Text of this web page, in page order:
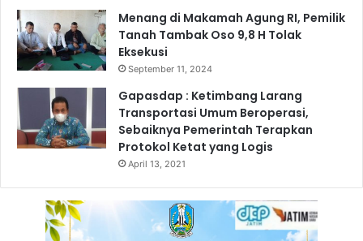
k
Menang di Makamah Agung RI, Pemilik
Tanah Tambak Oso 9,8 H Tolak
Eksekusi
September 11, 2024
Gapasdap : Ketimbang Larang
Transportasi Umum Beroperasi,
Sebaiknya Pemerintah Terapkan
Protokol Ketat yang Logis
April 13, 2021